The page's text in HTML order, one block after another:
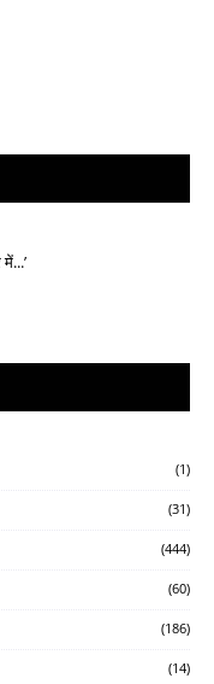
में...’
(1)
(31)
(444)
(60)
(186)
(14)